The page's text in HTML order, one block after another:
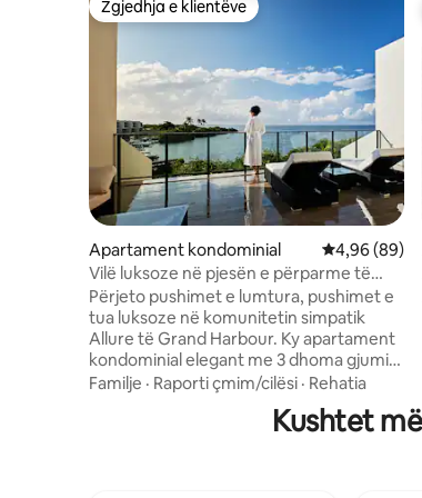
Zgjedhja e klientëve
Zgjedhja e klientëve
Apartament kondominial Vlerësimi
4,96 (89)
Vilë luksoze në pjesën e përparme të
oqeanit luksoz, Grand Harbour
Përjeto pushimet e lumtura, pushimet e
tua luksoze në komunitetin simpatik
Allure të Grand Harbour. Ky apartament
kondominial elegant me 3 dhoma gjumi
krenohet me komoditetet moderne dhe
plotësisht, pishinë dhe pamje mahnitëse
Familje · Raporti çmim/cilësi · Rehatia
Kushtet